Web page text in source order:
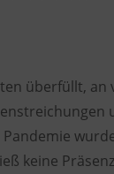
überfüllt, an
keine